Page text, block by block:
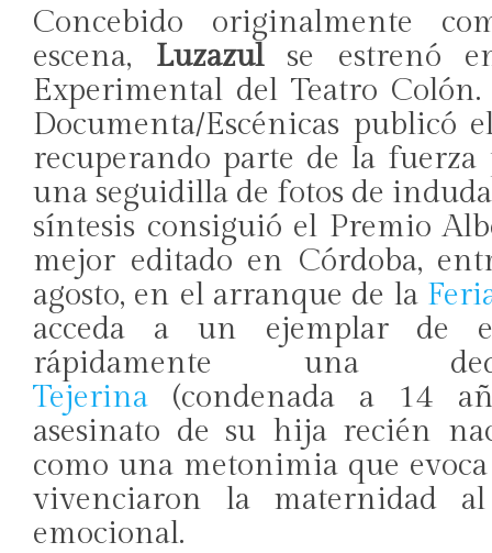
Concebido originalmente
escena, Luzazulse estrenó
Experimental del Teatro
Documenta/Escénicas publicó
recuperando parte de la fuerza
una seguidilla de fotos de
síntesis consiguió el Premio
mejor editado en Córdoba,
agosto, en el arranque de la
acceda a un ejemplar de
rápidamente una
Tejerina (condenada a 14
asesinato de su hija recién
como una metonimia que
vivenciaron la maternidad
emocional.